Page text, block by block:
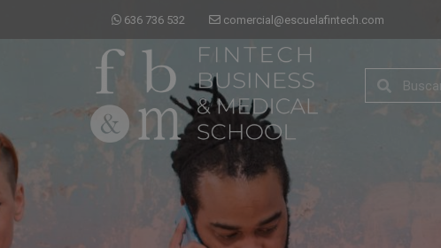
636 736 532 comercial@escuelafintech.com